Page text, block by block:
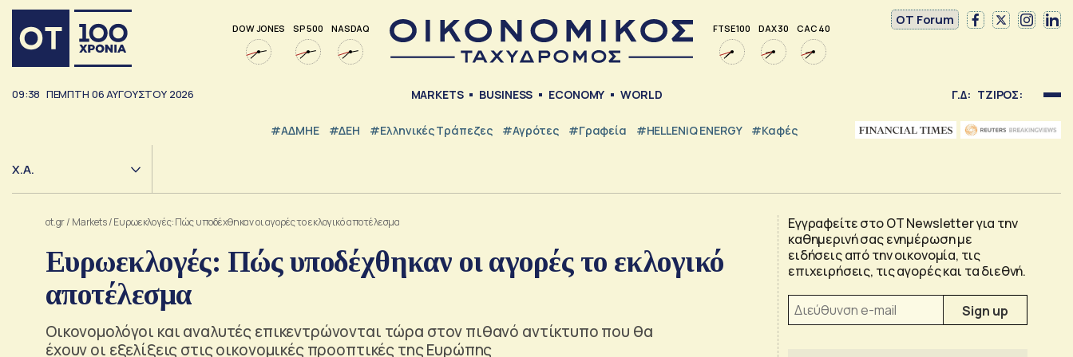
DOW JONES SP 500 NASDAQ FTSE 100 DAX 30 CAC 40
OT Forum
09:38 ΠΕΜΠΤΗ 06ΑΥΓΟΥΣΤΟΥ 2026 MARKETS BUSINESS ECONOMY WORLD Γ.Δ: ΤΖΙΡΟΣ:
#ΑΔΜΗΕ #ΔΕΗ #ελληνικές Τράπεζες #Αγρότες #Γραφεία #HELLENiQ ENERGY #καφές
Χ.Α.
ot.gr/ Markets/Ευρωεκλογές: Πώς υποδέχθηκαν οι αγορές το εκλογικό αποτέλεσμα
Ευρωεκλογές: Πώς υποδέχθηκαν οι αγορές το εκλογικό
αποτέλεσμα
Οικονομολόγοι και αναλυτές επικεντρώνονται τώρα στον πιθανό αντίκτυπο που θα
έχουν οι εξελίξεις στις οικονομικές προοπτικές της Ευρώπης
Εγγραφείτε στο OT Newsletter για την
καθημερινή σας ενημέρωση με
ειδήσεις από την οικονομία, τις
επιχειρήσεις, τις αγορές και τα διεθνή.